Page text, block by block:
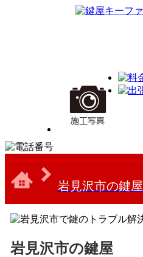
岩見沢市の鍵屋
岩見沢市の鍵屋